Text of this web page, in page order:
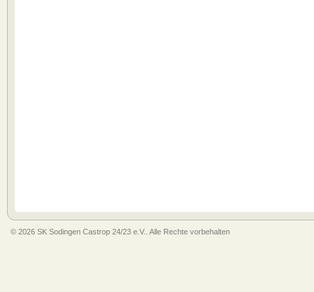
© 2026 SK Sodingen Castrop 24/23 e.V.. Alle Rechte vorbehalten